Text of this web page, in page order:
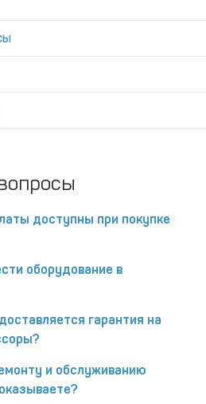
доступны при покупке
оборудование в
гарантия на
и обслуживанию